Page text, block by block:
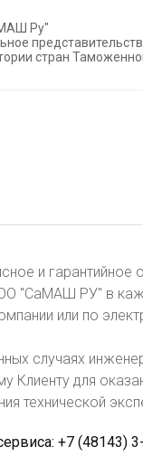
Ру"
стран
и гарантийное
"СаМАШ РУ" в
или по
случаях
Клиенту для
технической
+7 (48143)